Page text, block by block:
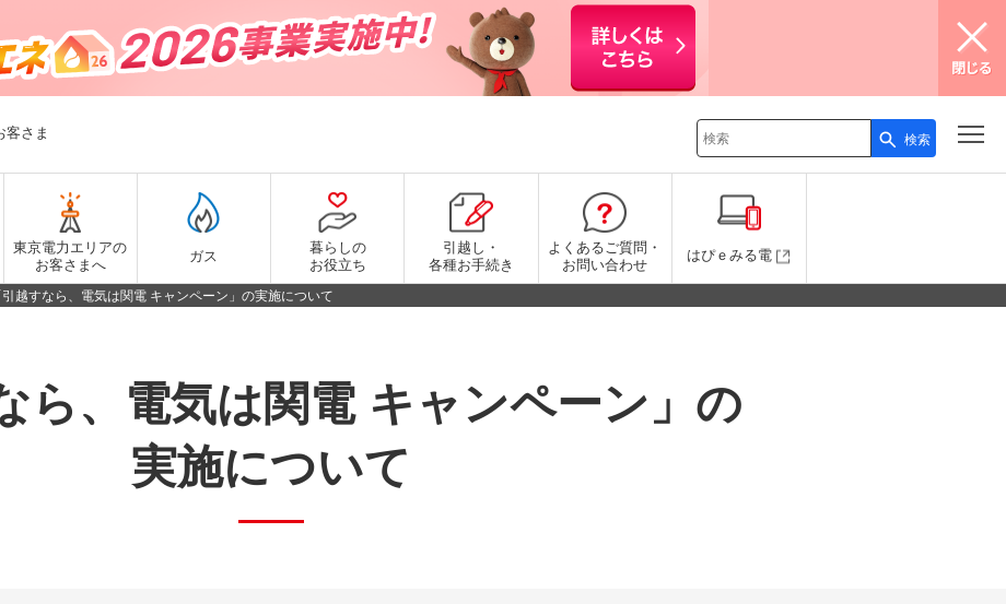
客さま
検索キーワード入力
検索
東京電力エリアの
お客さまへ
ガス
暮らしの
お役立ち
引越し・
各種お手続き
よくあるご質問・
お問い合わせ
はぴｅみる電
引越すなら、電気は関電 キャンペーン」の実施について
ら、電気は関電 キャンペーン」の
実施について